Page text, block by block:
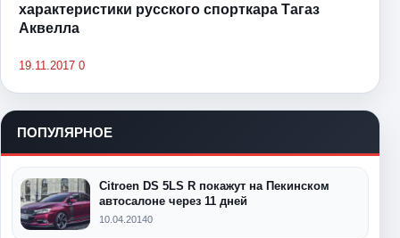
характеристики русского спорткара Тагаз
Аквелла
19.11.2017 0
ПОПУЛЯРНОЕ
Citroen DS 5LS R покажут на Пекинском
автосалоне через 11 дней
10.04.20140